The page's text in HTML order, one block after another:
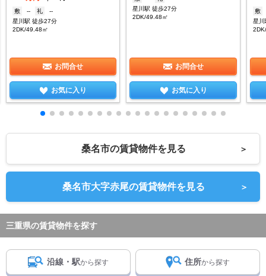
敷
-- 礼
--
星川駅 徒歩27分
2DK/49.48㎡
お問合せ
お気に入り
星川駅 徒歩27分
2DK/49.48㎡
お問合せ
お気に入り
敷
星
桑名市の賃貸物件を見る ＞
桑名市大字赤尾の賃貸物件を見る ＞
三重県の賃貸物件を探す
沿線・駅から探す 住所から探す